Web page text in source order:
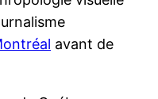
avant de